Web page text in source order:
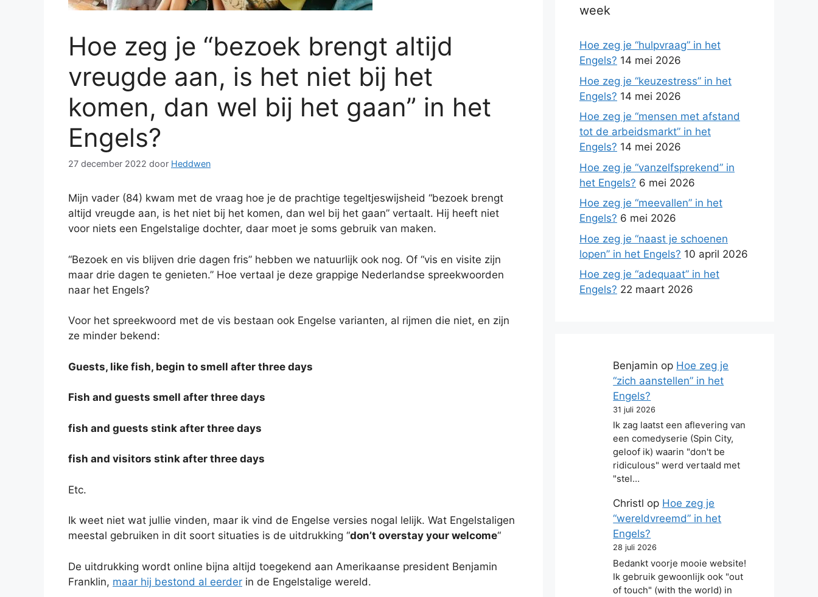
Hoe zeg je “bezoek brengt altijd
vreugde aan, is het niet bij het
komen, dan wel bij het gaan” in het
Engels?
27 december 2022 door Heddwen
Mijn vader (84) kwam met de vraag hoe je de prachtige tegeltjeswijsheid “bezoek brengt
altijd vreugde aan, is het niet bij het komen, dan wel bij het gaan” vertaalt. Hij heeft niet
voor niets een Engelstalige dochter, daar moet je soms gebruik van maken.
“Bezoek en vis blijven drie dagen fris” hebben we natuurlijk ook nog. Of “vis en visite zijn
maar drie dagen te genieten.” Hoe vertaal je deze grappige Nederlandse spreekwoorden
naar het Engels?
Voor het spreekwoord met de vis bestaan ook Engelse varianten, al rijmen die niet, en zijn
ze minder bekend:
Guests, like fish, begin to smell after three days
Fish and guests smell after three days
fish and guests stink after three days
fish and visitors stink after three days
Etc.
Ik weet niet wat jullie vinden, maar ik vind de Engelse versies nogal lelijk. Wat Engelstaligen
meestal gebruiken in dit soort situaties is de uitdrukking “don’t overstay your welcome“
De uitdrukking wordt online bijna altijd toegekend aan Amerikaanse president Benjamin
Franklin, maar hij bestond al eerder in de Engelstalige wereld.
week
Hoe zeg je “hulpvraag” in het
Engels? 14 mei 2026
Hoe zeg je “keuzestress” in het
Engels? 14 mei 2026
Hoe zeg je “mensen met afstand
tot de arbeidsmarkt” in het
Engels? 14 mei 2026
Hoe zeg je “vanzelfsprekend” in
het Engels? 6 mei 2026
Hoe zeg je “meevallen” in het
Engels? 6 mei 2026
Hoe zeg je “naast je schoenen
lopen” in het Engels? 10 april 2026
Hoe zeg je “adequaat” in het
Engels? 22 maart 2026
Benjamin op Hoe zeg je
“zich aanstellen” in het
Engels?
31 juli 2026
Ik zag laatst een aflevering van
een comedyserie (Spin City,
geloof ik) waarin "don't be
ridiculous" werd vertaald met
"stel…
Christl op Hoe zeg je
“wereldvreemd” in het
Engels?
28 juli 2026
Bedankt voorje mooie website!
Ik gebruik gewoonlijk ook "out
of touch" (with the world) in